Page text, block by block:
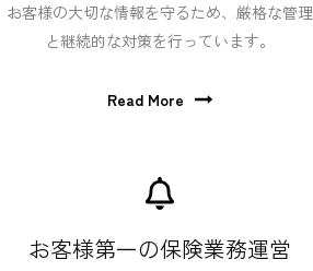
お客様の大切な情報を守るため、厳格な管理
と継続的な対策を行っています。
Read More
お客様第一の保険業務運営